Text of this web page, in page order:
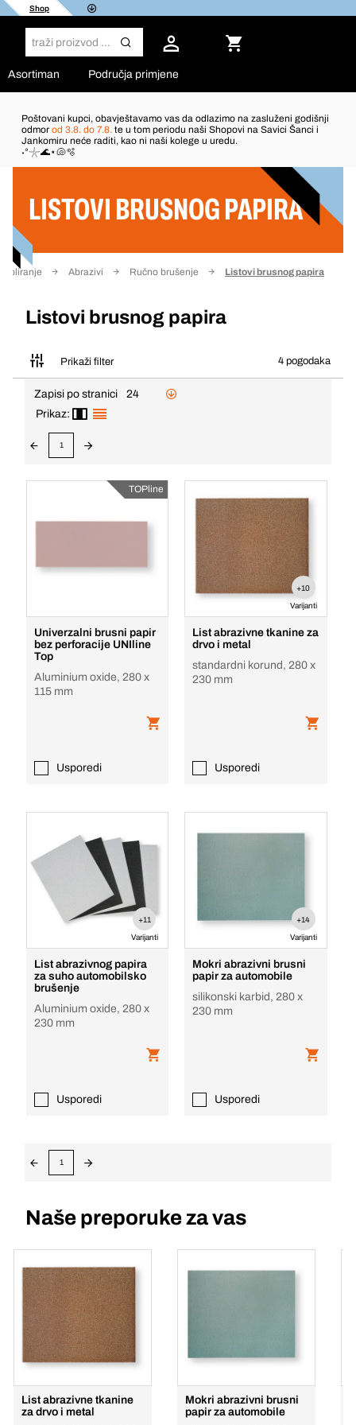
Shop
Asortiman Područja primjene
Poštovani kupci, obavještavamo vas da odlazimo na zasluženi godišnji
odmor od 3.8. do 7.8. te u tom periodu naši Shopovi na Savici Šanci i
Jankomiru neće raditi, kao ni naši kolege u uredu.
˖°𓇼🌊⋆🐚🫧
LISTOVI BRUSNOG PAPIRA
poliranje Abrazivi Ručno brušenje Listovi brusnog papira
Listovi brusnog papira
Prikaži filter 4 pogodaka
Filter
Zapisi po stranici
24
Prikaz:
1
TOPline
Univerzalni brusni papir
bez perforacije UNIline
Top
Aluminium oxide, 280 x
115 mm
Usporedi
+10
Varijanti
List abrazivne tkanine za
drvo i metal
standardni korund, 280 x
230 mm
Usporedi
+11
Varijanti
List abrazivnog papira
za suho automobilsko
brušenje
Aluminium oxide, 280 x
230 mm
Usporedi
+14
Varijanti
Mokri abrazivni brusni
papir za automobile
silikonski karbid, 280 x
230 mm
Usporedi
1
Naše preporuke za vas
List abrazivne tkanine
za drvo i metal
Mokri abrazivni brusni
papir za automobile